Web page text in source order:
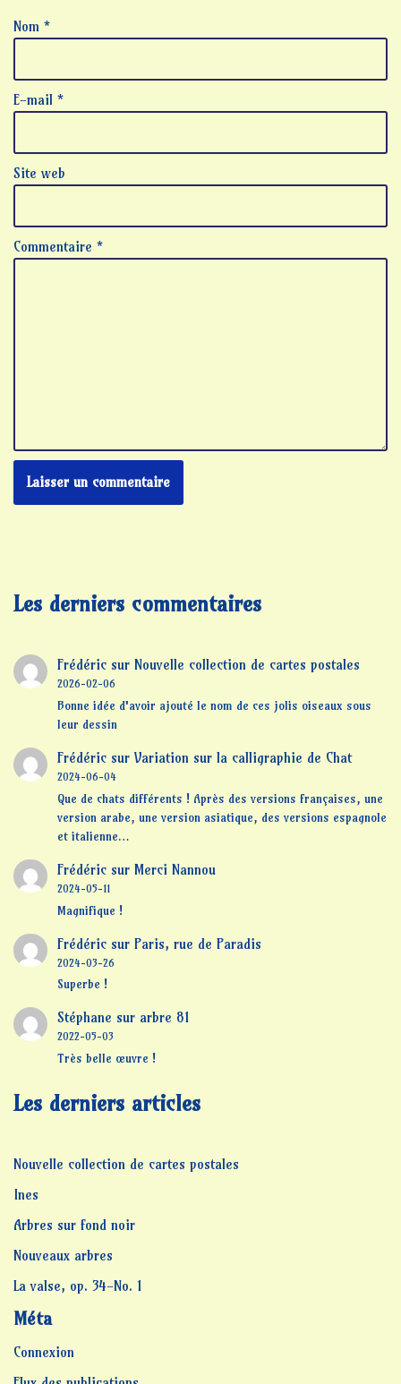
Nom *
E-mail *
Site web
Commentaire *
Les derniers commentaires
Frédéricsur Nouvelle collection de cartes postales
2026-02-06
Bonne idée d'avoir ajouté le nom de ces jolis oiseaux sous
leur dessin
Frédéricsur Variation sur la calligraphie de Chat
2024-06-04
Que de chats différents ! Après des versions françaises, une
version arabe, une version asiatique, des versions espagnole
et italienne…
Frédéricsur Merci Nannou
2024-05-11
Magnifique !
Frédéricsur Paris, rue de Paradis
2024-03-26
Superbe !
Stéphane sur arbre 81
2022-05-03
Très belle œuvre !
Les derniers articles
Nouvelle collection de cartes postales
Ines
Arbres sur fond noir
Nouveaux arbres
La valse, op. 34-No. 1
Méta
Connexion